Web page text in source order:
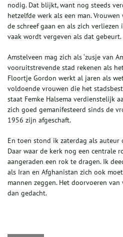
nodig. Dat blijkt, want nog steeds
hetzelfde werk als een man. Vrouwen
de schreef gaan en als zich
vaak wordt vergeven als dat gebeurt.
Amstelveen mag zich als ‘zusje van
vooruitstrevende stad rekenen als
Floortje Gordon werkt al jaren als
voldoende vrouwen die het
staat Femke Halsema verdienstelijk
zich goed gemanifesteerd sinds de
1956 zijn afgeschaft.
En toen stond ik zaterdag als auteur
Daar waar de kerk nog een centrale
aangeraden een rok te dragen. Ik
als Iran en Afghanistan zich ook
mannen zeggen. Het doorvoeren
dan gedacht.